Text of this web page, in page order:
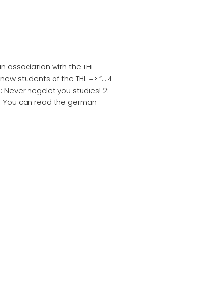
association with the THI
students of the THI. => “… 4
negclet you studies! 2:
You can read the german
Zuleger IT Software Engineer max-z.de - 2026